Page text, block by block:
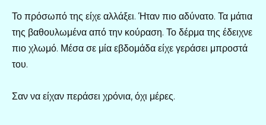
Το πρόσωπό της είχε αλλάξει. Ήταν πιο αδύνατο. Τα μάτια
της βαθουλωμένα από την κούραση. Το δέρμα της έδειχνε
πιο χλωμό. Μέσα σε μία εβδομάδα είχε γεράσει μπροστά
του.
Σαν να είχαν περάσει χρόνια, όχι μέρες.